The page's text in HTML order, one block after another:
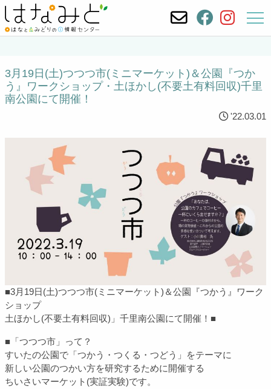
3月19日(土)つつつ市(ミニマーケット)＆公園『つか
う』ワークショップ・土ほかし(不要土有料回収)千里
南公園にて開催！
'22.03.01
■3月19日(土)つつつ市(ミニマーケット)＆公園『つかう』ワーク
ショップ
土ほかし(不要土有料回収)」千里南公園にて開催！■
■「つつつ市」って？
すいたの公園で「つかう・つくる・つどう」をテーマに
新しい公園のつかい方を研究するために開催する
ちいさいマーケット(実証実験)です。